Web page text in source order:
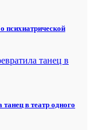
психиатрической
в театр одного